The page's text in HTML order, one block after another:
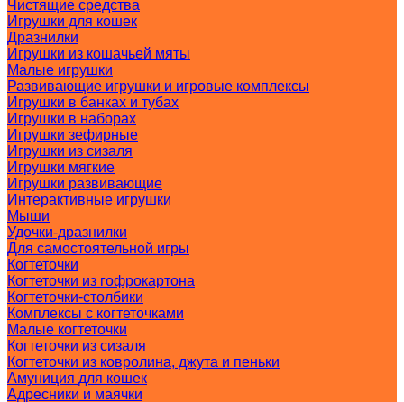
Чистящие средства
Игрушки для кошек
Дразнилки
Игрушки из кошачьей мяты
Малые игрушки
Развивающие игрушки и игровые комплексы
Игрушки в банках и тубах
Игрушки в наборах
Игрушки зефирные
Игрушки из сизаля
Игрушки мягкие
Игрушки развивающие
Интерактивные игрушки
Мыши
Удочки-дразнилки
Для самостоятельной игры
Когтеточки
Когтеточки из гофрокартона
Когтеточки-столбики
Комплексы с когтеточками
Малые когтеточки
Когтеточки из сизаля
Когтеточки из ковролина, джута и пеньки
Амуниция для кошек
Адресники и маячки